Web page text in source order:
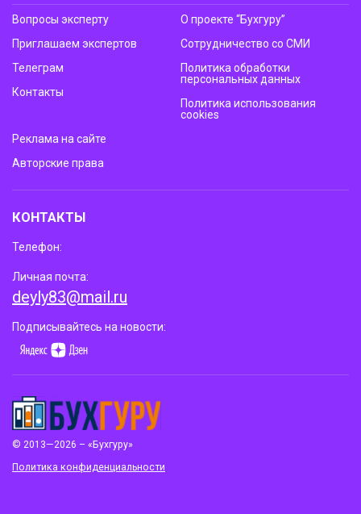
© 2013—2026 – «Бухгуру»
Политика конфиденциальности
Вопросы эксперту
Приглашаем экспертов
Телеграм
Контакты
О проекте “Бухгуру”
Сотрудничество со СМИ
Политика обработки
персональных данных
Политика использования
cookies
Реклама на сайте
Авторские права
КОНТАКТЫ
Телефон:
Личная почта:
deyly83@mail.ru
Подписывайтесь на новости: